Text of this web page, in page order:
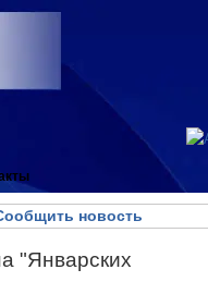
новость
"Январских